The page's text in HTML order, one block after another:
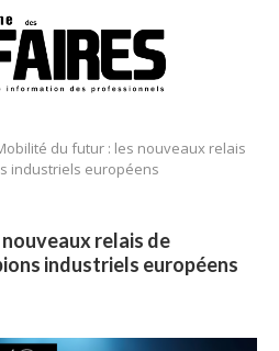
du futur : les nouveaux relais
industriels européens
relais de
industriels européens